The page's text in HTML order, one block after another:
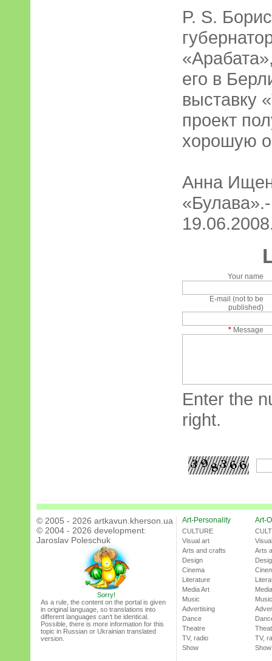
P. S.
его в
выставку
проект
хорошую
Анна
Your name
E-mail (not to be
published)
* Message
Enter the
right.
© 2005 - 2026 artkavun.kherson.ua
© 2004 - 2026 development:
Jaroslav Poleschuk
Sorry!
As a rule, the content on the portal is given
in original language, so translations into
different languages can’t be identical.
Possible, there is more information for this
topic in Russian or Ukrainian translated
version.
Art-Personality
CULTURE
Visual art
Arts and crafts
Design
Cinema
Literature
Media Art
Music
Advertising
Dance
Theatre
TV, radio
Show
Art-
Arts
Music
TV,
Show